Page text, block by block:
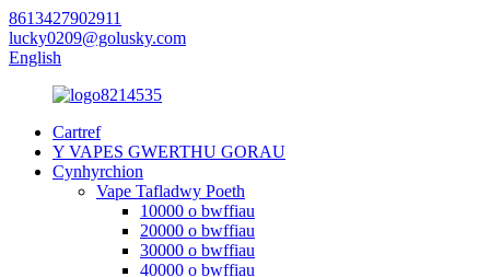
8613427902911
lucky0209@golusky.com
English
Cartref
Y VAPES GWERTHU GORAU
Cynhyrchion
Vape Tafladwy Poeth
10000 o bwffiau
20000 o bwffiau
30000 o bwffiau
40000 o bwffiau